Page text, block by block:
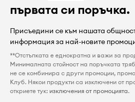
първата си поръчка.
Присъедини се към нашата
информация за най-новите
**Отстъпката е еднократна и важи за
Минималната стойност на поръчката
не се комбинира с други промоции,
Клуб. Някои продукти са изключени от
откриете тук: изключения от промоцията.